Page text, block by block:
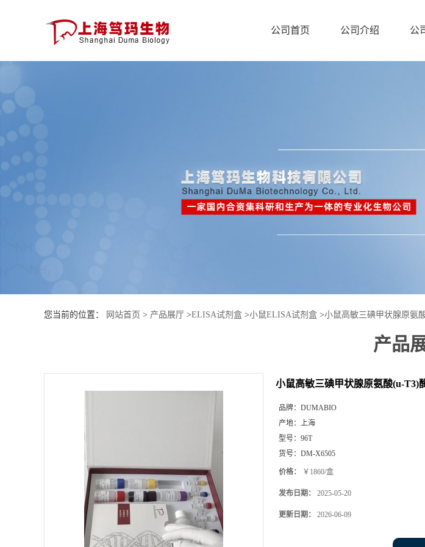
首
公司首页 公司介绍 公
您当前的位置： 网站首页 > 产品展厅 >ELISA试剂盒 >小鼠ELISA试剂盒 >小鼠高敏三碘甲状腺原氨
产品
小鼠高敏三碘甲状腺原氨酸(u-T3)
品牌： DUMABIO
产地：
上海
型号： 96T
货号： DM-X6505
价格： ￥1860/盒
发布日期： 2025-05-20
更新日期： 2026-06-09